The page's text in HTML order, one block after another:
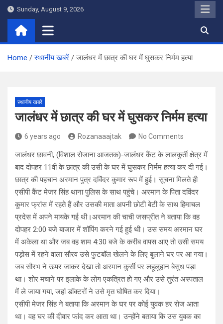
Skip
content
Sunday, August 9, 2026
Home स्थानीय खबरें जालंधर में छात्र की घर में घुसकर निर्मम हत्या
स्थानीय खबरें
जालंधर में छात्र की घर में घुसकर निर्मम हत्या
6 years ago Rozanaaajtak No Comments
जालंधर छावनी, (विशाल रोजाना आजतक)-जालंधर कैंट के लालकुर्ती क्षेत्र में
बाद दोपहर 11वीं के छात्र की उसी के घर में घुसकर निर्मम हत्या कर दी गई।
छात्र की पहचान अरमान पुत्र दविंदर कुमार रूप में हुई। सूचना मिलते ही
एसीपी कैंट मेजर सिंह थाना पुलिस के साथ पहुंचे। अरमान के पिता दविंदर
कुमार फ्रांस में रहते हैं और उसकी माता अपनी छोटी बेटी के साथ हिमाचल
प्रदेस में अपने मायके गई थी।अरमान की चाची जसप्रीत ने बताया कि वह
दोपहर 2:00 बजे बाजार में शॉपिंग करने गई हुई थी। उस समय अरमान घर
में अकेला था और जब वह शाम 4:30 बजे के करीब वापस आए तो उसी समय
पड़ोस में रहने वाला सौरव उसे फुटबॉल खेलने के लिए बुलाने घर पर आ गया।
जब सौरभ ने ऊपर जाकर देखा तो अरमान कुर्सी पर लहूलुहान बेसुध पड़ा
था। शोर मचाने पर इलाके के लोग एकत्रित हो गए और उसे तुरंत अस्पताल
में ले जाया गया, जहां डॉक्टरों ने उसे मृत घोषित कर दिया।
एसीपी मेजर सिंह ने बताया कि अरमान के घर पर कोई युवक हर रोज आता
था। वह घर की दीवार फांद कर आता था। उन्होंने बताया कि उस युवक का